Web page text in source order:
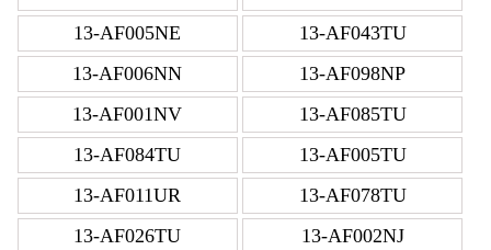
13-AF005NE
13-AF043TU
13-AF006NN
13-AF098NP
13-AF001NV
13-AF085TU
13-AF084TU
13-AF005TU
13-AF011UR
13-AF078TU
13-AF026TU
13-AF002NJ